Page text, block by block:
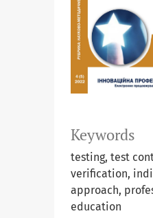
Keywords
testing, test
verification,
approach,
education